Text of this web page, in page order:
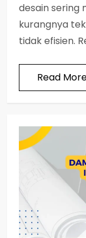
desain sering
kurangnya
tidak efisien.
Read